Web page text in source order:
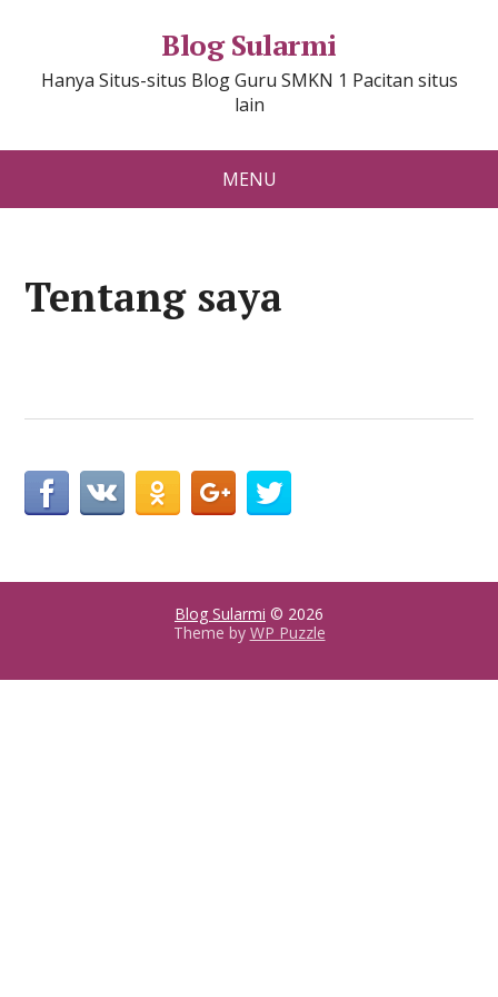
Blog Sularmi
Hanya Situs-situs Blog Guru SMKN 1 Pacitan situs
lain
MENU
Tentang saya
Blog Sularmi © 2026
Theme by WP Puzzle